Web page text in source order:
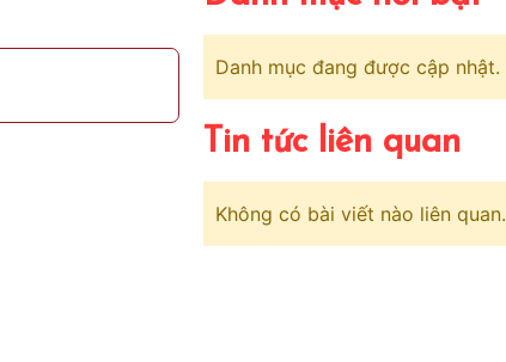
Danh mục đang được cập nhật.
Tin tức liên quan
Không có bài viết nào liên quan.